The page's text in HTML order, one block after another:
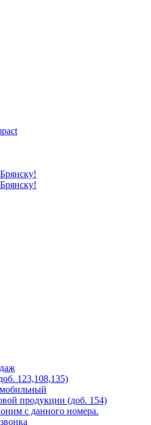
123,108,135)
продукции (доб. 154)
с данного номера.